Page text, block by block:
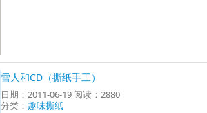
雪人和CD（撕纸手工）
日期：2011-06-19 阅读：2880
分类： 趣味撕纸